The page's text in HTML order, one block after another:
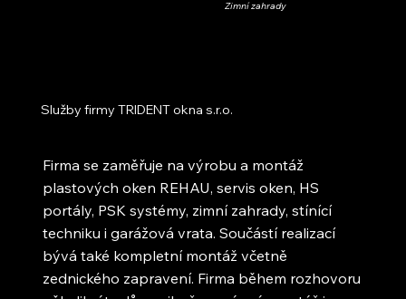
Zimní zahrady
Služby firmy TRIDENT okna s.r.o.
Firma se zaměřuje na výrobu a montáž
plastových oken REHAU, servis oken, HS
portály, PSK systémy, zimní zahrady, stínící
techniku i garážová vrata. Součástí realizací
bývá také kompletní montáž včetně
zednického zapravení. Firma během rozhovoru